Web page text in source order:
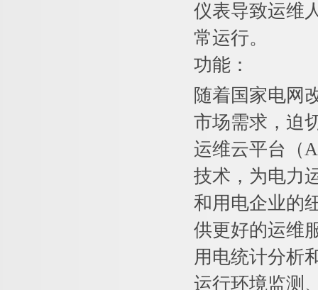
仪表导致运维
常运行。
功能：
随着国家电网
市场需求，迫
运维云平台（
技术，为电力
和用电企业的
供更好的运维
用电统计分析
运行环境监测